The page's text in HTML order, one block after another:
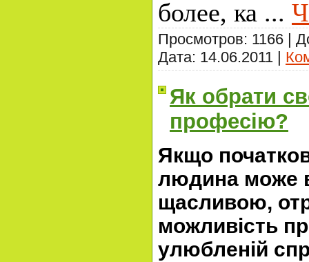
более, ка ...
Просмотров: 1166 |
Дата: 14.06.2011 |
Як обрати
професію?
Якщо
людина може
щасливою,
можливість
улюбленій